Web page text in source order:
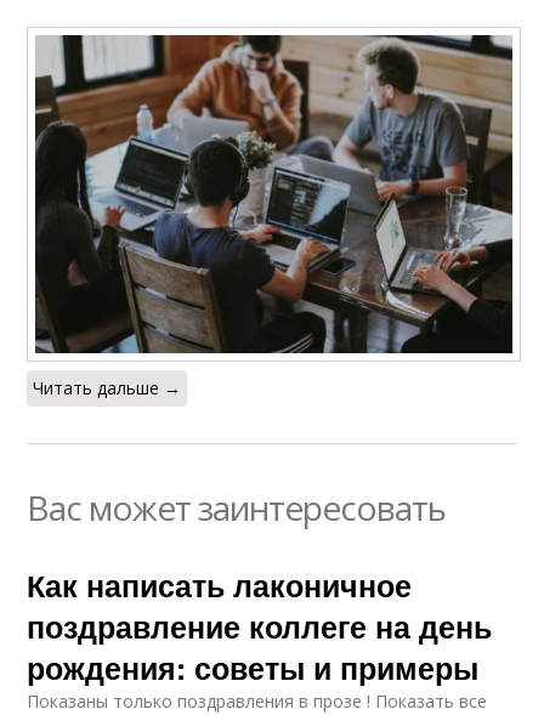
Читать дальше →
Вас может заинтересовать
Как написать лаконичное
поздравление коллеге на день
рождения: советы и примеры
Показаны только поздравления в прозе ! Показать все